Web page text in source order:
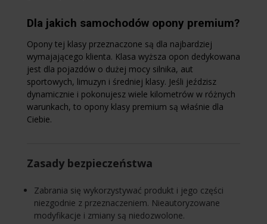
Dla jakich samochodów opony premium?
Opony tej klasy przeznaczone są dla najbardziej
wymajającego klienta. Klasa wyższa opon dedykowana
jest dla pojazdów o dużej mocy silnika, aut
sportowych, limuzyn i średniej klasy. Jeśli jeździsz
dynamicznie i pokonujesz wiele kilometrów w różnych
warunkach, to opony klasy premium są właśnie dla
Ciebie.
Zasady bezpieczeństwa
Zabrania się wykorzystywać produkt i jego części
niezgodnie z przeznaczeniem. Nieautoryzowane
modyfikacje i zmiany są niedozwolone.